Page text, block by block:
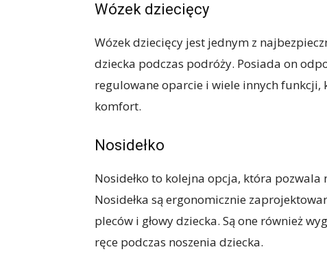
Wózek dziecięcy
Wózek dziecięcy jest jednym z
dziecka podczas podróży. Posiada on
regulowane oparcie i wiele innych funkcji,
komfort.
Nosidełko
Nosidełko to kolejna opcja, która pozwala
Nosidełka są ergonomicznie
pleców i głowy dziecka. Są one również
ręce podczas noszenia dziecka.